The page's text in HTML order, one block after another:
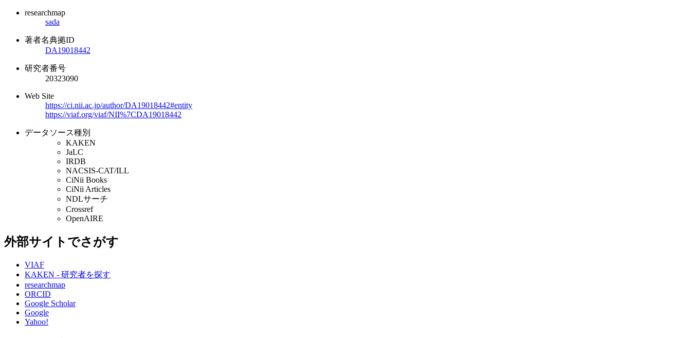
researchmap
sada
著者名典拠ID
DA19018442
研究者番号
20323090
Web Site
https://ci.nii.ac.jp/author/DA19018442#entity
https://viaf.org/viaf/NII%7CDA19018442
データソース種別
KAKEN
JaLC
IRDB
NACSIS-CAT/ILL
CiNii Books
CiNii Articles
NDLサーチ
Crossref
OpenAIRE
外部サイトでさがす
VIAF
KAKEN - 研究者を探す
researchmap
ORCID
Google Scholar
Google
Yahoo!